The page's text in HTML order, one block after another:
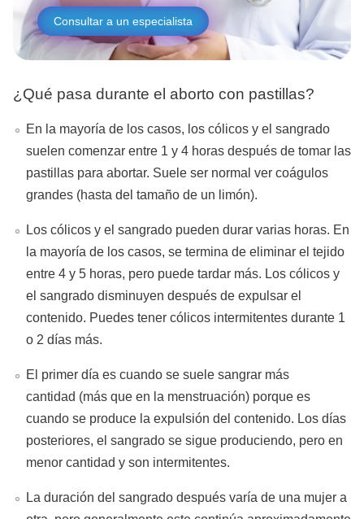
Consultar a un especialista
¿Qué pasa durante el aborto con pastillas?
En la mayoría de los casos, los cólicos y el sangrado
suelen comenzar entre 1 y 4 horas después de tomar las
pastillas para abortar. Suele ser normal ver coágulos
grandes (hasta del tamaño de un limón).
Los cólicos y el sangrado pueden durar varias horas. En
la mayoría de los casos, se termina de eliminar el tejido
entre 4 y 5 horas, pero puede tardar más. Los cólicos y
el sangrado disminuyen después de expulsar el
contenido. Puedes tener cólicos intermitentes durante 1
o 2 días más.
El primer día es cuando se suele sangrar más
cantidad (más que en la menstruación) porque es
cuando se produce la expulsión del contenido. Los días
posteriores, el sangrado se sigue produciendo, pero en
menor cantidad y son intermitentes.
La duración del sangrado después varía de una mujer a